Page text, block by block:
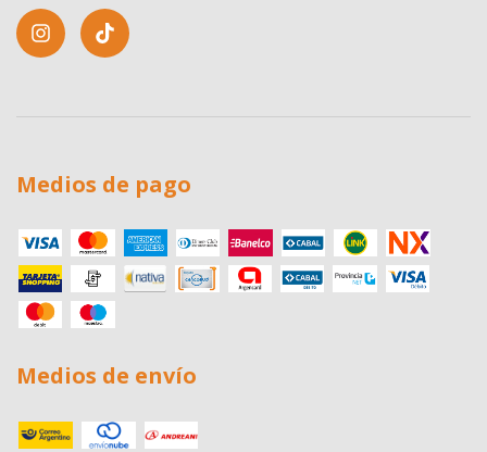
Medios de pago
Medios de envío